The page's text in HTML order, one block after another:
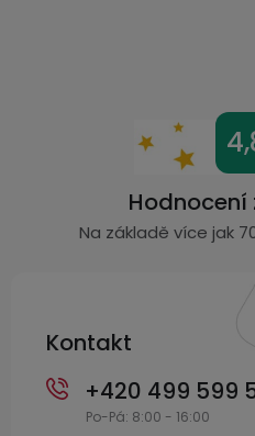
Hodnocení
Na základě více jak
Kontakt
+420 499 599